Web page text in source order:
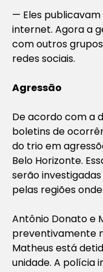
— Eles
internet. Agora a
com outros
redes sociais.
Agressão
De acordo com a
boletins de
do trio em
Belo Horizonte.
serão
pelas regiões
Antônio Donato e
preventivamente
Matheus está
unidade. A polícia